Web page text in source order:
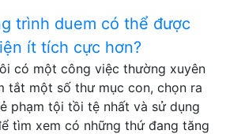
trình duem có thể được
ít tích cực hơn?
có một công việc thường xuyên
tắt một số thư mục con, chọn ra
phạm tội tồi tệ nhất và sử dụng
tìm xem có những thứ đang tăng